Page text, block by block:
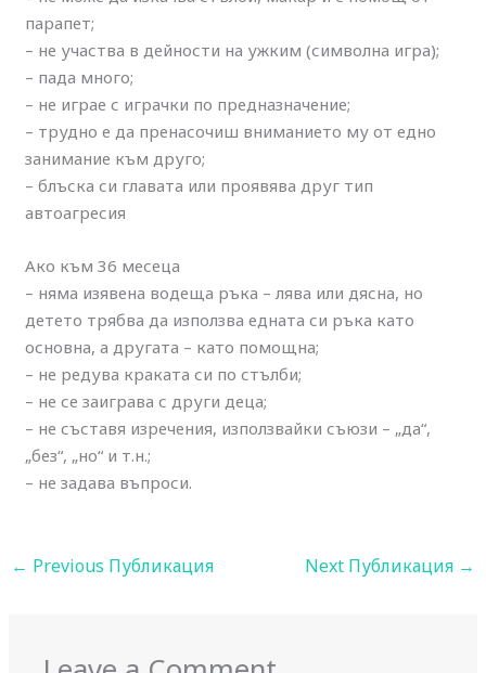
парапет;
– не участва в дейности на ужким (символна игра);
– пада много;
– не играе с играчки по предназначение;
– трудно е да пренасочиш вниманието му от едно
занимание към друго;
– блъска си главата или проявява друг тип
автоагресия
Ако към 36 месеца
– няма изявена водеща ръка – лява или дясна, но
детето трябва да използва едната си ръка като
основна, а другата – като помощна;
– не редува краката си по стълби;
– не се заиграва с други деца;
– не съставя изречения, използвайки съюзи – „да“,
„без“, „но“ и т.н.;
– не задава въпроси.
← Previous Публикация Next Публикация →